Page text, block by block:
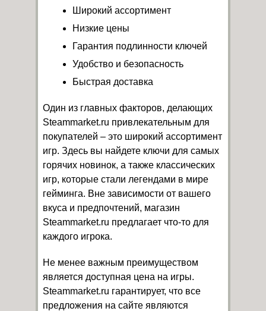
Широкий ассортимент
Низкие цены
Гарантия подлинности ключей
Удобство и безопасность
Быстрая доставка
Один из главных факторов, делающих
Steammarket.ru привлекательным для
покупателей – это широкий ассортимент
игр. Здесь вы найдете ключи для самых
горячих новинок, а также классических
игр, которые стали легендами в мире
гейминга. Вне зависимости от вашего
вкуса и предпочтений, магазин
Steammarket.ru предлагает что-то для
каждого игрока.
Не менее важным преимуществом
является доступная цена на игры.
Steammarket.ru гарантирует, что все
предложения на сайте являются